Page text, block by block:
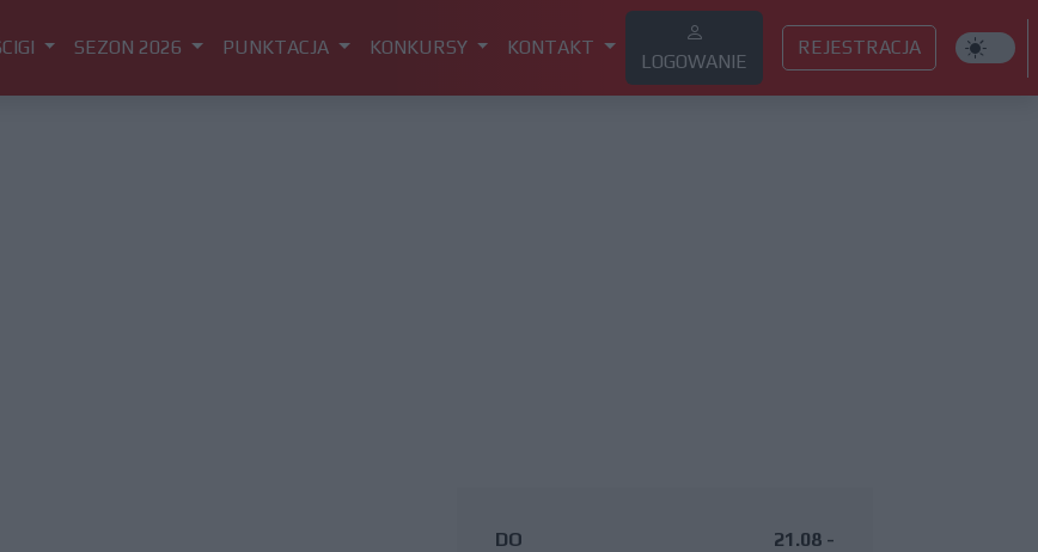
SEZON 2026 PUNKTACJA KONKURSY KONTAKT
LOGOWANIE
REJESTRACJA
DO
21.08 -